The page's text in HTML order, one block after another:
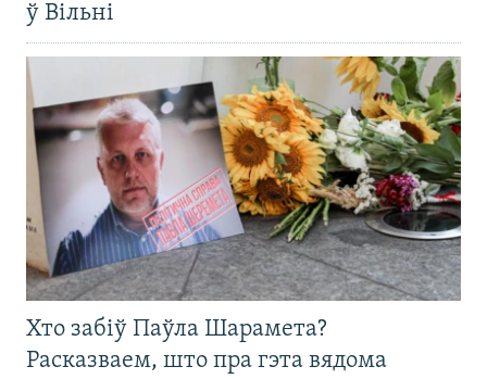
ў Вільні
Хто забіў Паўла Шарамета?
Расказваем, што пра гэта вядома